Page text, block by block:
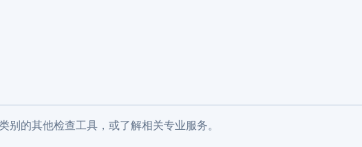
别的其他检查工具，或了解相关专业服务。